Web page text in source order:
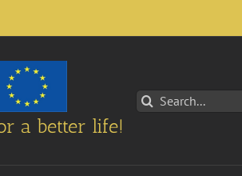
a better life!
Search
for: